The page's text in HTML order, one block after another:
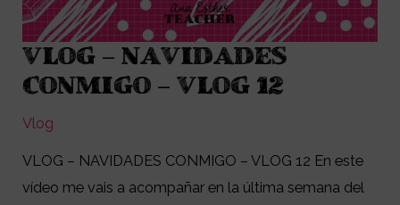
VLOG – NAVIDADES
CONMIGO – VLOG 12
Vlog
VLOG – NAVIDADES CONMIGO – VLOG 12 En este
vídeo me vais a acompañar en la última semana del
VLOG
–
CONMIGO
–
VLOG